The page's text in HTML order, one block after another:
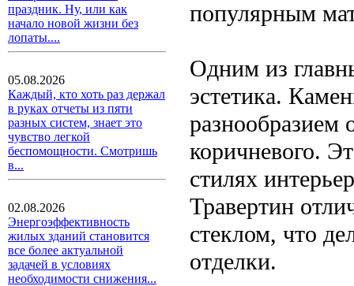
праздник. Ну, или как
начало новой жизни без
лопаты....
05.08.2026
Каждый, кто хоть раз держал
в руках отчеты из пяти
разных систем, знает это
чувство легкой
беспомощности. Смотришь
в...
02.08.2026
Энергоэффективность
жилых зданий становится
все более актуальной
задачей в условиях
необходимости снижения...
популярным
Одним из
эстетика.
разнообразием
коричневого.
стилях
Травертин
стеклом, что
отделки.